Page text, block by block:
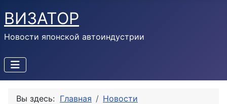
ВИЗАТОР
Новости японской автоиндустрии
Вы здесь: Главная
Новости